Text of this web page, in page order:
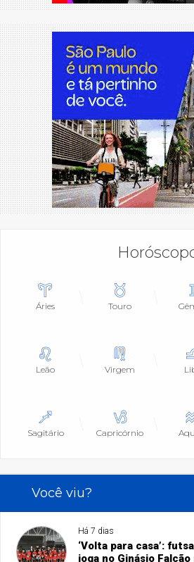
Áries Touro
Leão Virgem
Sagitário Capricórnio
Você viu?
Há 7 dias
‘Volta para casa’:
joga no Ginásio